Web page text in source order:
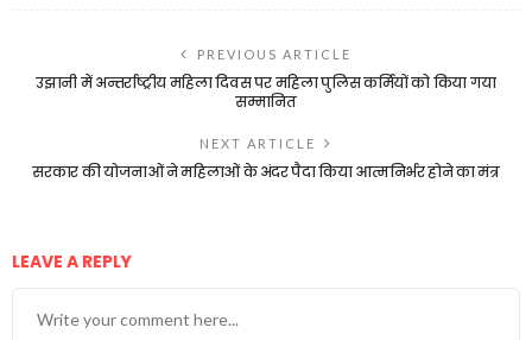
PREVIOUS ARTICLE
उझानी में अन्तर्राष्ट्रीय महिला दिवस पर महिला पुलिस कर्मियों को किया गया
सम्मानित
NEXT ARTICLE
सरकार की योजनाओं ने महिलाओं के अंदर पैदा किया आत्मनिर्भर होने का मंत्र
LEAVE A REPLY